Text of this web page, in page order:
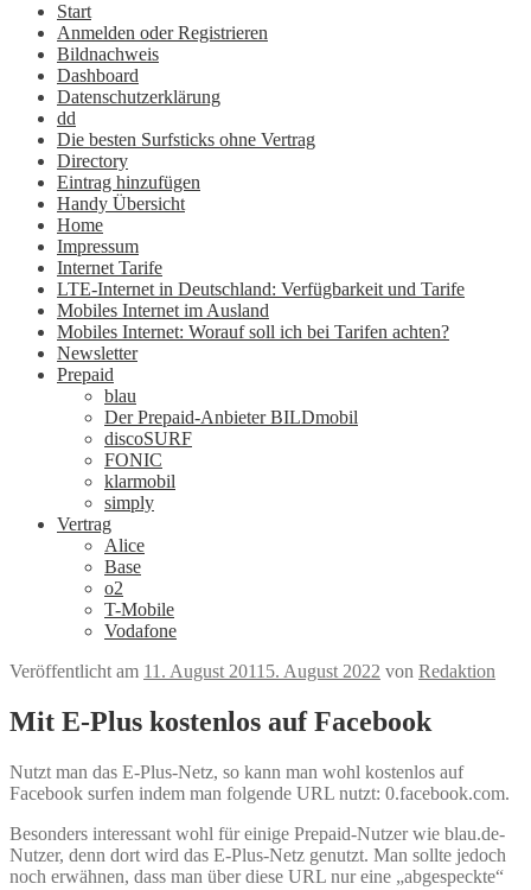
Start
Anmelden oder Registrieren
Bildnachweis
Dashboard
Datenschutzerklärung
dd
Die besten Surfsticks ohne Vertrag
Directory
Eintrag hinzufügen
Handy Übersicht
Home
Impressum
Internet Tarife
LTE-Internet in Deutschland: Verfügbarkeit und Tarife
Mobiles Internet im Ausland
Mobiles Internet: Worauf soll ich bei Tarifen achten?
Newsletter
Prepaid
blau
Der Prepaid-Anbieter BILDmobil
discoSURF
FONIC
klarmobil
simply
Vertrag
Alice
Base
o2
T-Mobile
Vodafone
Veröffentlicht am 11. August 2011 5. August 2022 von Redaktion
Mit E-Plus kostenlos auf Facebook
Nutzt man das E-Plus-Netz, so kann man wohl kostenlos auf
Facebook surfen indem man folgende URL nutzt: 0.facebook.com.
Besonders interessant wohl für einige Prepaid-Nutzer wie blau.de-
Nutzer, denn dort wird das E-Plus-Netz genutzt. Man sollte jedoch
noch erwähnen, dass man über diese URL nur eine „abgespeckte“